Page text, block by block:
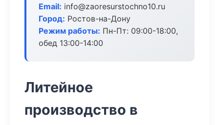
Email: info@zaoresurstochno10.ru
Город: Ростов-на-Дону
Режим работы: Пн-Пт: 09:00-18:00,
обед 13:00-14:00
Литейное
производство в